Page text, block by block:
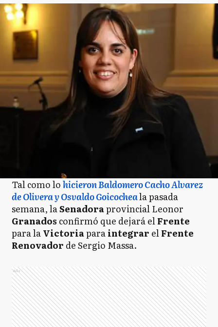
Tal como lohicieron Baldomero Cacho Alvarez
de Olivera y Osvaldo Goicocheala pasada
semana, laSenadoraprovincial Leonor
Granados confirmó que dejará elFrente
para laVictoriaparaintegrar elFrente
Renovador de Sergio Massa.
Ads